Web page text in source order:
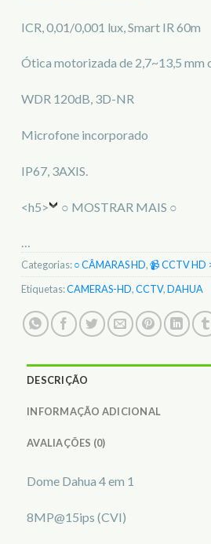
ICR, 0,01/0,001 lux, Smart IR 60m
Ótica motorizada de 2,7~13,5 mm
WDR 120dB, 3D-NR
Microfone incorporado
IP67, 3AXIS.
<h5> ○ MOSTRAR MAIS ○
…
Categorias:○ CÂMARAS HD,📹 CCTV HD
Etiquetas:CAMERAS-HD,CCTV,DAHUA
DESCRIÇÃO
INFORMAÇÃO ADICIONAL
AVALIAÇÕES (0)
Dome Dahua 4 em 1
8MP@15ips (CVI)